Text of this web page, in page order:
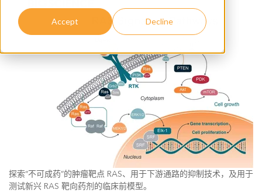
Accept Decline
探索“不可成药”的肿瘤靶点 RAS、用于下游通路的抑制技术，及用于
测试新兴 RAS 靶向药剂的临床前模型。